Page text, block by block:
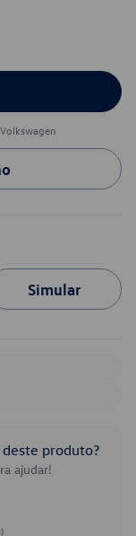
Simular
produto?
ajudar!